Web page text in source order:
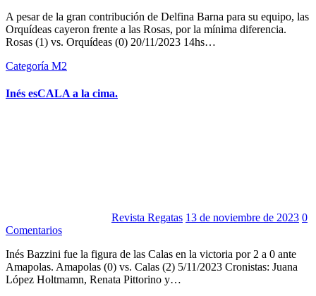
A pesar de la gran contribución de Delfina Barna para su equipo, las
Orquídeas cayeron frente a las Rosas, por la mínima diferencia.
Rosas (1) vs. Orquídeas (0) 20/11/2023 14hs…
Categoría M2
Inés esCALA a la cima.
Revista Regatas 13 de noviembre de 2023 0
Comentarios
Inés Bazzini fue la figura de las Calas en la victoria por 2 a 0 ante
Amapolas. Amapolas (0) vs. Calas (2) 5/11/2023 Cronistas: Juana
López Holtmamn, Renata Pittorino y…